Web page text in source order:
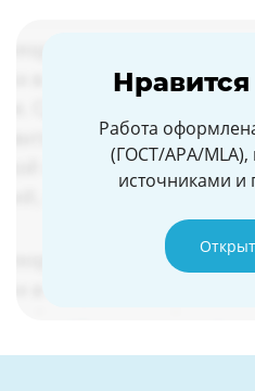
Работа
(ГОСТ/APA/
источниками и